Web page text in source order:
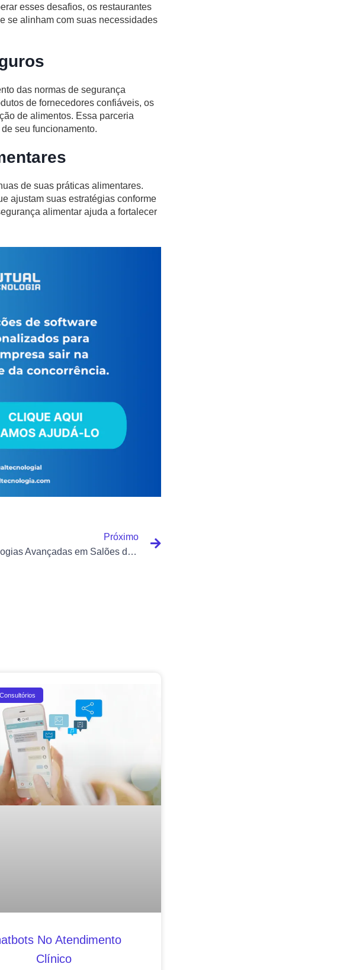
esses desafios, os restaurantes
se alinham com suas necessidades
das normas de segurança
de fornecedores confiáveis, os
de alimentos. Essa parceria
seu funcionamento.
de suas práticas alimentares.
ajustam suas estratégias conforme
alimentar ajuda a fortalecer
Próximo
Uso de Tecnologias Avançadas em Salões de Beleza
No Atendimento
Clínico